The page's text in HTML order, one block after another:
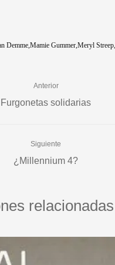
Demme Mamie Gummer Meryl Streep
Anterior
Furgonetas solidarias
Siguiente
¿Millennium 4?
relacionadas